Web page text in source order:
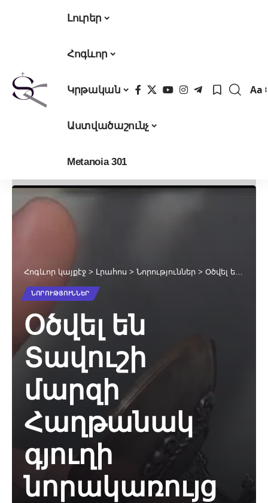
Լուրեր
Հոգևոր
Կրթական
Աստվածաշունչ
Metanoia 301
Aa
Հոգևոր կայքէջ > Լրահոս > Նորություններ > Օծվել են Տավուշի մարզի Հաղթանակ գյուղի նորակառույց եկեղեցու զանգերն ու խաչը
ՆՈՐՈՒԹՅՈՒՆՆԵՐ
Օծվել են
Տավուշի
մարզի
Հաղթանակ
գյուղի
նորակառույց